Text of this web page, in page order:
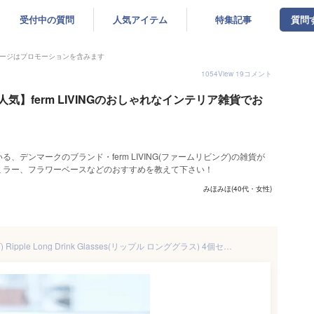
受付中の質問 人気アイテム 特集記事 質問
ジはプロモーションを含みます
1054View 19コメント
気】ferm LIVINGのおしゃれなインテリア雑貨でお
、デンマークのブランド・ferm LIVING(ファームリビング)の雑貨が
ー、フラワーベースなどのおすすめを教えて下さい！
みほみほ(40代・女性)